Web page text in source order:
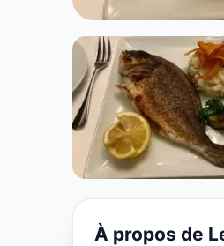
CUISINE
Le
★ 4.3/5
À propos de